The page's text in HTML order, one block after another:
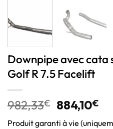
Downpipe avec cata
Golf R 7.5 Facelift
982,33€ 884,10€
Produit garanti à vie